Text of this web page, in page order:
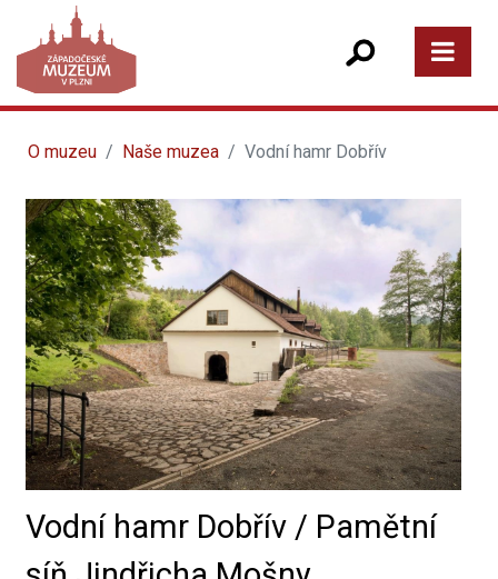
O muzeu Naše muzea Vodní hamr Dobřív
Vodní hamr Dobřív / Pamětní